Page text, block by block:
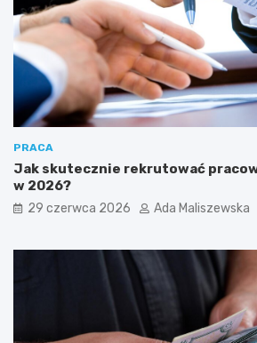
PRACA
Jak skutecznie rekrutować
w 2026?
29 czerwca 2026 Ada Maliszewska